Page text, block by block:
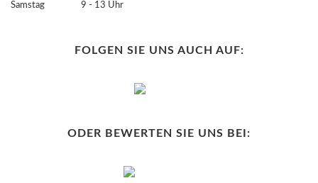
Samstag 9 - 13 Uhr
FOLGEN SIE UNS AUCH AUF:
ODER BEWERTEN SIE UNS BEI: